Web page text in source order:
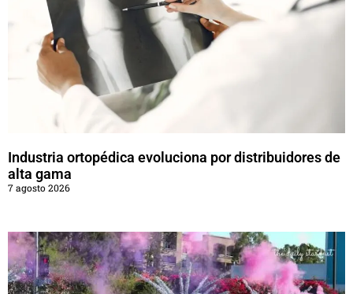
Industria ortopédica evoluciona por distribuidores de
alta gama
7 agosto 2026